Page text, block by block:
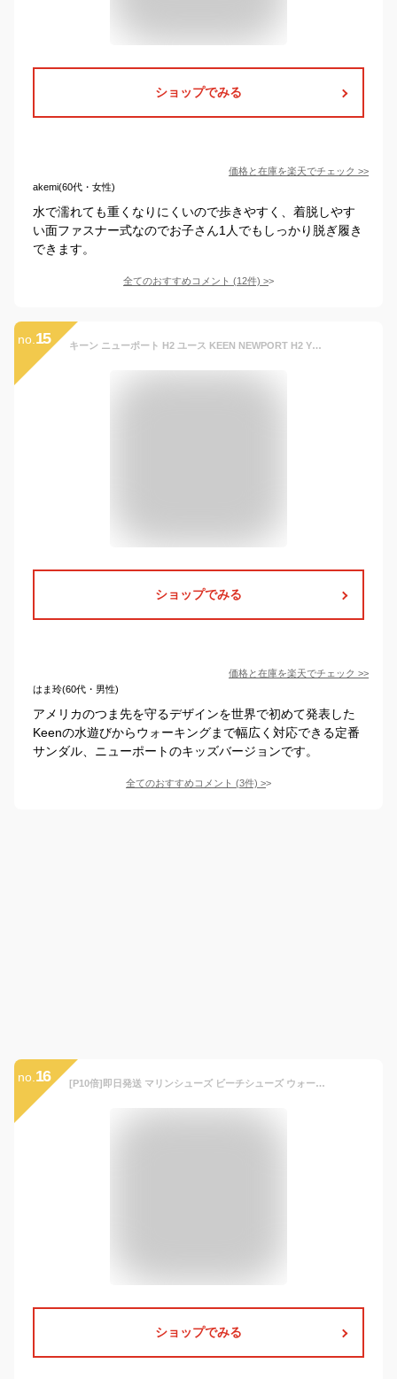
ショップでみる
価格と在庫を楽天でチェック >>
akemi(60代・女性)
水で濡れても重くなりにくいので歩きやすく、着脱しやす
い面ファスナー式なのでお子さん1人でもしっかり脱ぎ履き
できます。
全てのおすすめコメント (12件) >
no. 15 キーン ニューポート H2 ユース KEEN NEWPORT H2 YOUTH キッズ ビッグキッズ 子供用 サンダル スポーツサンダル シューズ 靴 水陸両用 ギフト フェス おしゃれ キャンプ アウトドア
ショップでみる
価格と在庫を楽天でチェック >>
はま玲(60代・男性)
アメリカのつま先を守るデザインを世界で初めて発表した
Keenの水遊びからウォーキングまで幅広く対応できる定番
サンダル、ニューポートのキッズバージョンです。
全てのおすすめコメント (3件) >
no. 16 [P10倍]即日発送 マリンシューズ ビーチシューズ ウォーターシューズ アクアシューズ 2mm厚 水陸両用 靴 メンズ レディース キッズ シュノーケリング 海 川 岩場 フィットネス マリンスポーツ アウトドア 19R-MS
ショップでみる